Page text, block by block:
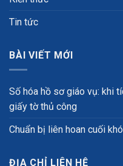
Tin tức
BÀI VIẾT MỚI
Số hóa hồ sơ giáo vụ: khi
giấy tờ thủ công
Chuẩn bị liên hoan cuối
ĐỊA CHỈ LIÊN HỆ